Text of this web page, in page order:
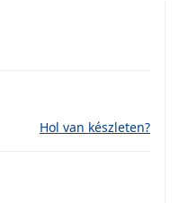
Hol van készleten?